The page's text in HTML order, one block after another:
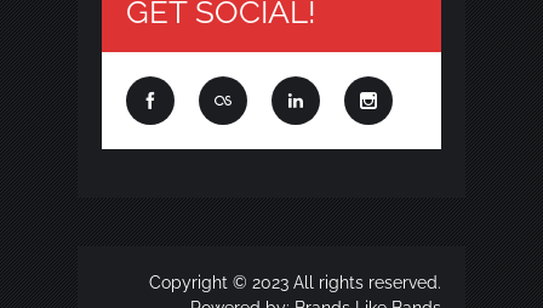
GET SOCIAL!
Copyright © 2023 All rights reserved.